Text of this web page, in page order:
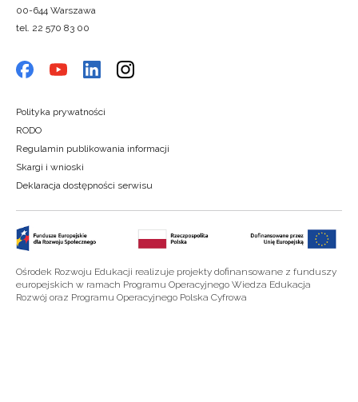
00-644 Warszawa
tel. 22 570 83 00
Polityka prywatności
RODO
Regulamin publikowania informacji
Skargi i wnioski
Deklaracja dostępności serwisu
Ośrodek Rozwoju Edukacji realizuje projekty dofinansowane z funduszy
europejskich w ramach Programu Operacyjnego Wiedza Edukacja
Rozwój oraz Programu Operacyjnego Polska Cyfrowa